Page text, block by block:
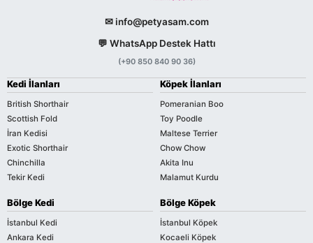
✉ info@petyasam.com
💬 WhatsApp Destek Hattı
(+90 850 840 90 36)
Kedi İlanları
British Shorthair
Scottish Fold
İran Kedisi
Exotic Shorthair
Chinchilla
Tekir Kedi
Köpek İlanları
Pomeranian Boo
Toy Poodle
Maltese Terrier
Chow Chow
Akita Inu
Malamut Kurdu
Bölge Kedi
İstanbul Kedi
Ankara Kedi
Bölge Köpek
İstanbul Köpek
Kocaeli Köpek